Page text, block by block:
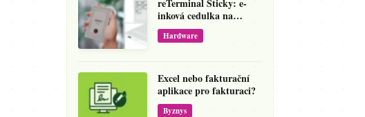
reTerminal Sticky: e-
inková cedulka na
ledničku, která přepíše
váš hlas na vzkaz
Hardware
Excel nebo fakturační
aplikace pro fakturaci?
Byznys